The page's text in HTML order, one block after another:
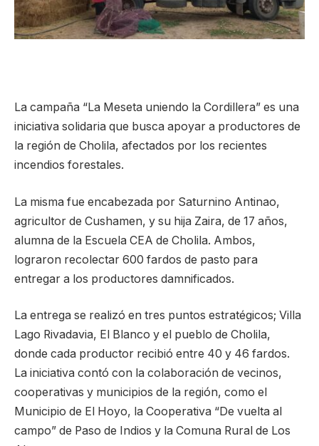
La campaña “La Meseta uniendo la Cordillera” es una
iniciativa solidaria que busca apoyar a productores de
la región de Cholila, afectados por los recientes
incendios forestales.
La misma fue encabezada por Saturnino Antinao,
agricultor de Cushamen, y su hija Zaira, de 17 años,
alumna de la Escuela CEA de Cholila. Ambos,
lograron recolectar 600 fardos de pasto para
entregar a los productores damnificados.
La entrega se realizó en tres puntos estratégicos; Villa
Lago Rivadavia, El Blanco y el pueblo de Cholila,
donde cada productor recibió entre 40 y 46 fardos.
La iniciativa contó con la colaboración de vecinos,
cooperativas y municipios de la región, como el
Municipio de El Hoyo, la Cooperativa “De vuelta al
campo” de Paso de Indios y la Comuna Rural de Los